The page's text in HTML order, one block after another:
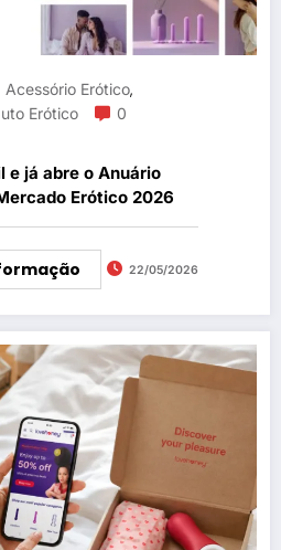
Acessório Erótico,
Erótico
0
e já abre o Anuário
Erótico 2026
22/05/2026